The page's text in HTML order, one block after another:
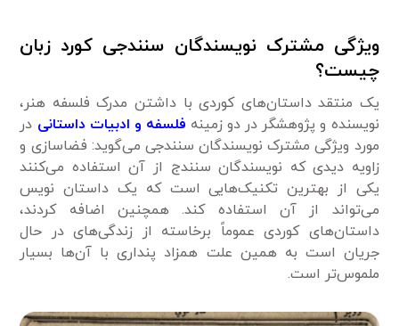
ویژگی مشترک نویسندگان سنندجی کورد زبان
چیست؟
یک منتقد داستان‌های کوردی با داشتن مدرک فلسفه هنر،
نویسنده و پژوهشگر در دو زمینه فلسفه و ادبیات داستانی در
مورد ویژگی مشترک نویسندگان سنندجی می‌گوید: فضاسازی و
زاویه دیدی که نویسندگان سنندج از آن استفاده می‌کنند
یکی از بهترین تکنیک‌هایی است که یک داستان نویس
می‌تواند از آن استفاده کند. همچنین اضافه کردند،
داستان‌های کوردی عموماً برخاسته از زندگی‌های در حال
جریان است به همین علت همزاد پنداری با آن‌ها بسیار
ملموس‌تر است.